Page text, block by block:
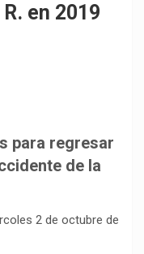
en 2019
para regresar
de la